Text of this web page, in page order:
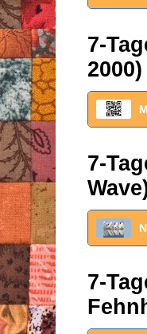
7-
2000)
7-
7-